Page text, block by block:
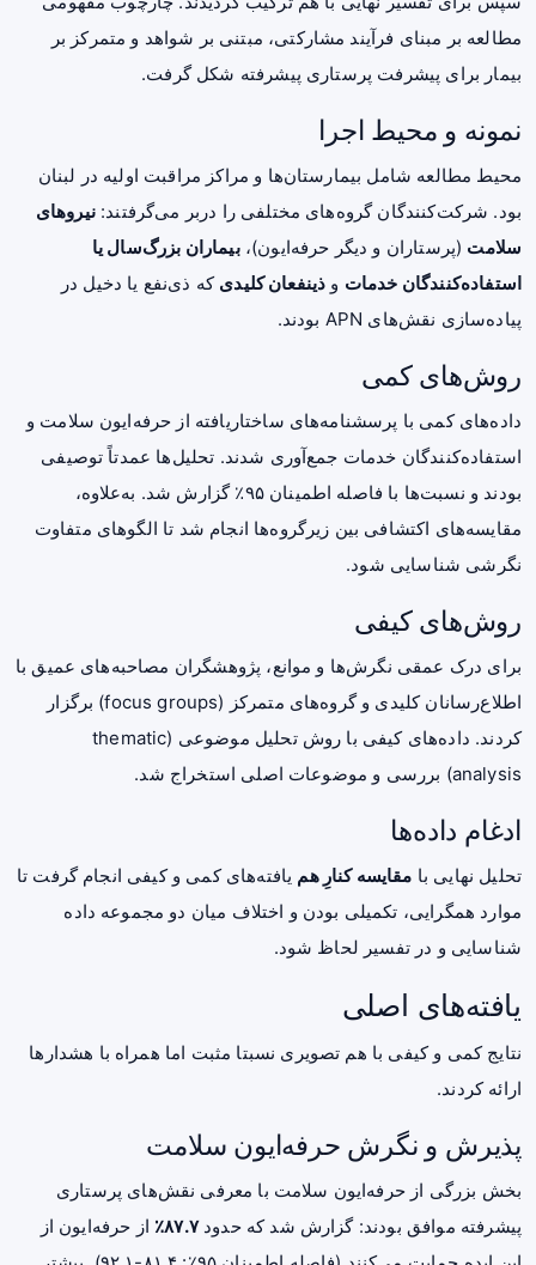
مطالعه بر مبنای فرآیند مشارکتی، مبتنی بر شواهد و متمرکز بر
بیمار برای پیشرفت پرستاری پیشرفته شکل گرفت.
نمونه و محیط اجرا
محیط مطالعه شامل بیمارستان‌ها و مراکز مراقبت اولیه در لبنان
بود. شرکت‌کنندگان گروه‌های مختلفی را دربر می‌گرفتند:نیروهای
سلامت (پرستاران و دیگر حرفه‌ایون)،بیماران بزرگ‌سال یا
استفاده‌کنندگان خدمات و ذینفعان کلیدی که ذی‌نفع یا دخیل در
پیاده‌سازی نقش‌های APN بودند.
روش‌های کمی
داده‌های کمی با پرسشنامه‌های ساختاریافته از حرفه‌ایون سلامت و
استفاده‌کنندگان خدمات جمع‌آوری شدند. تحلیل‌ها عمدتاً توصیفی
بودند و نسبت‌ها با فاصله اطمینان ۹۵٪ گزارش شد. به‌علاوه،
مقایسه‌های اکتشافی بین زیرگروه‌ها انجام شد تا الگوهای متفاوت
نگرشی شناسایی شود.
روش‌های کیفی
برای درک عمقی نگرش‌ها و موانع، پژوهشگران مصاحبه‌های عمیق با
اطلاع‌رسانان کلیدی و گروه‌های متمرکز (focus groups) برگزار
کردند. داده‌های کیفی با روش تحلیل موضوعی (thematic
analysis) بررسی و موضوعات اصلی استخراج شد.
ادغام داده‌ها
تحلیل نهایی با مقایسه کنارِ هم یافته‌های کمی و کیفی انجام گرفت تا
موارد همگرایی، تکمیلی بودن و اختلاف میان دو مجموعه داده
شناسایی و در تفسیر لحاظ شود.
یافته‌های اصلی
نتایج کمی و کیفی با هم تصویری نسبتا مثبت اما همراه با هشدارها
ارائه کردند.
پذیرش و نگرش حرفه‌ایون سلامت
بخش بزرگی از حرفه‌ایون سلامت با معرفی نقش‌های پرستاری
پیشرفته موافق بودند: گزارش شد که حدود۸۷.۷٪
از حرفه‌ایون از